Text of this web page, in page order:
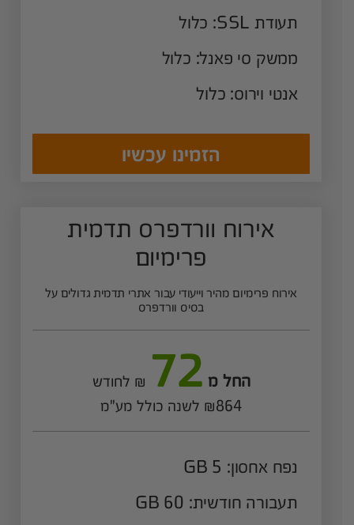
תעודת SSL: כלול
ממשק סי פאנל: כלול
אנטי וירוס: כלול
הזמינו עכשיו
אירוח וורדפרס תדמית
פרימיום
אירוח פרימיום מהיר וייעודי עבור אתרי תדמית גדולים על
בסיס וורדפרס
החל מ 72 ₪ לחודש
₪864 לשנה כולל מע"מ
נפח אחסון: 5 GB
תעבורה חודשית: 60 GB